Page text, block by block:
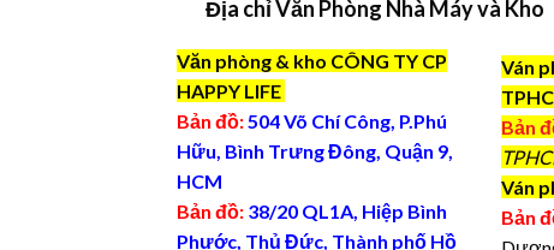
Địa chỉ Văn Phòng Nhà Máy và Kho
Văn phòng & kho CÔNG TY CP
HAPPY LIFE
Bản đồ:504 Võ Chí Công, P.Phú
Hữu, Bình Trưng Đông, Quận 9,
HCM
Bản đồ: 38/20 QL1A, Hiệp Bình
Phước, Thủ Đức, Thành phố Hồ
Ván
Bản
Ván
Bản